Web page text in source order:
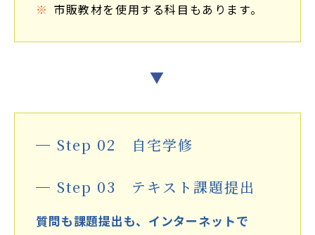
市販教材を使用する科目もあります。
▼
Step 02 自宅学修
Step 03 テキスト課題提出
質問も課題提出も、インターネットで